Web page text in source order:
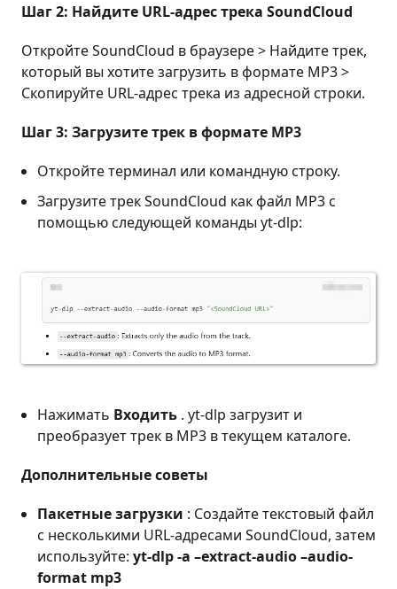
Шаг 2: Найдите URL-адрес трека SoundCloud
Откройте SoundCloud в браузере > Найдите трек,
который вы хотите загрузить в формате MP3 >
Скопируйте URL-адрес трека из адресной строки.
Шаг 3: Загрузите трек в формате MP3
Откройте терминал или командную строку.
Загрузите трек SoundCloud как файл MP3 с
помощью следующей команды yt-dlp:
Нажимать Входить . yt-dlp загрузит и
преобразует трек в MP3 в текущем каталоге.
Дополнительные советы
Пакетные загрузки : Создайте текстовый файл
с несколькими URL-адресами SoundCloud, затем
используйте: yt-dlp -a –extract-audio –audio-
format mp3